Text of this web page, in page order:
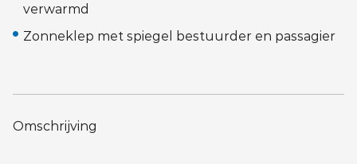
verwarmd
Zonneklep met spiegel bestuurder en passagier
Omschrijving